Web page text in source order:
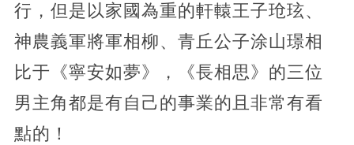
行，但是以家國為重的軒轅王子玱玹、
神農義軍將軍相柳、青丘公子涂山璟相
比于《寧安如夢》，《長相思》的三位
男主角都是有自己的事業的且非常有看
點的！